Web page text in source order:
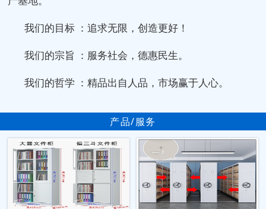
我们的目标 ：追求无限，创造更好！
我们的宗旨 ：服务社会，德惠民生。
我们的哲学 ：精品出自人品，市场赢于人心。
产品/服务